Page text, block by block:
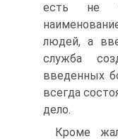
есть не
людей, а
служба
введенных
всегда
дело.
Кроме